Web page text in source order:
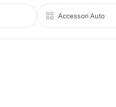
Accessori Auto